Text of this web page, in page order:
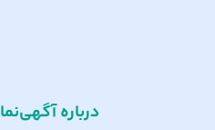
درباره آگهی‌نما